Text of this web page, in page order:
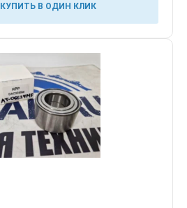
КУПИТЬ В ОДИН КЛИК